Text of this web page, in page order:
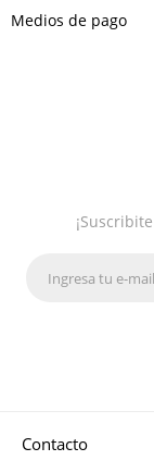
Medios de pago
Contacto